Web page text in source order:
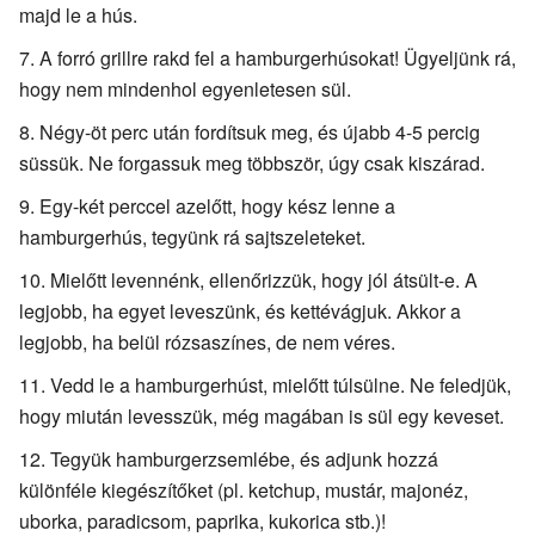
majd le a hús.
A forró grillre rakd fel a hamburgerhúsokat! Ügyeljünk rá,
hogy nem mindenhol egyenletesen sül.
Négy-öt perc után fordítsuk meg, és újabb 4-5 percig
süssük. Ne forgassuk meg többször, úgy csak kiszárad.
Egy-két perccel azelőtt, hogy kész lenne a
hamburgerhús, tegyünk rá sajtszeleteket.
Mielőtt levennénk, ellenőrizzük, hogy jól átsült-e. A
legjobb, ha egyet leveszünk, és kettévágjuk. Akkor a
legjobb, ha belül rózsaszínes, de nem véres.
Vedd le a hamburgerhúst, mielőtt túlsülne. Ne feledjük,
hogy miután levesszük, még magában is sül egy keveset.
Tegyük hamburgerzsemlébe, és adjunk hozzá
különféle kiegészítőket (pl. ketchup, mustár, majonéz,
uborka, paradicsom, paprika, kukorica stb.)!